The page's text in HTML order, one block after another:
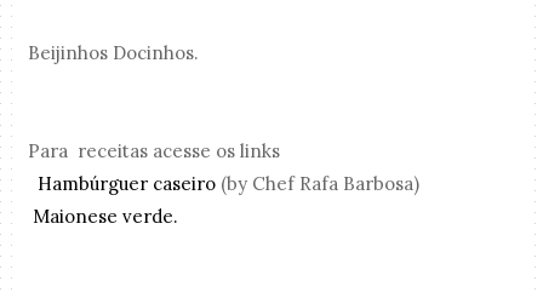
Beijinhos Docinhos.
Para receitas acesse os links
Hambúrguer caseiro (by Chef Rafa Barbosa)
Maionese verde.